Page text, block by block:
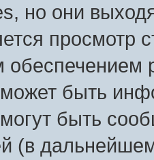
но они
просмотр
быть
быть
(в